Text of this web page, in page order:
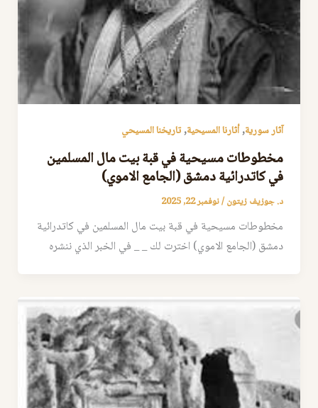
آثار سورية,أثارنا المسيحية,تاريخنا المسيحي
مخطوطات مسيحية في قبة بيت مال المسلمين
في كاتدرائية دمشق (الجامع الاموي)
د. جوزيف زيتون/نوفمبر 22, 2025
مخطوطات مسيحية في قبة بيت مال المسلمين في كاتدرائية
دمشق (الجامع الاموي) اخترت لك _ _ في الخبر الذي ننشره